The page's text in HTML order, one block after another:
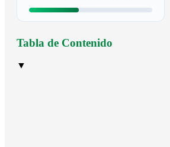
Tabla de Contenido
▼